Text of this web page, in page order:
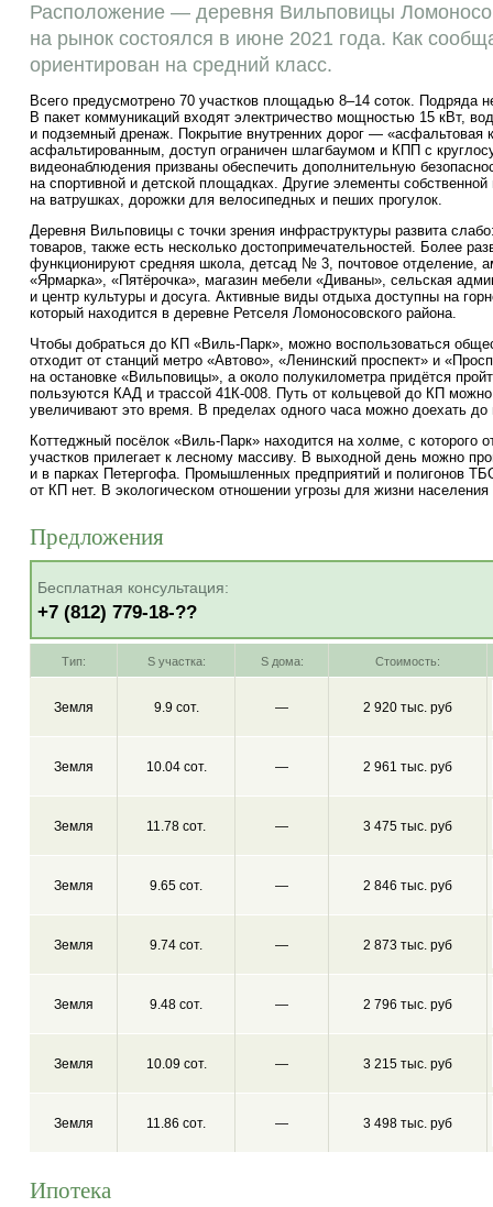
Расположение — деревня Вильповицы
на рынок состоялся в июне 2021 года. Как
ориентирован на средний класс.
Всего предусмотрено 70 участков площадью 8–14 соток. Подряда
В пакет коммуникаций входят электричество мощностью 15 кВт,
и подземный дренаж. Покрытие внутренних дорог — «асфальтовая
асфальтированным, доступ ограничен шлагбаумом и КПП с
видеонаблюдения призваны обеспечить дополнительную
на спортивной и детской площадках. Другие элементы
на ватрушках, дорожки для велосипедных и пеших прогулок.
Деревня Вильповицы с точки зрения инфраструктуры развита
товаров, также есть несколько достопримечательностей. Более
функционируют средняя школа, детсад № 3, почтовое отделение,
«Ярмарка», «Пятёрочка», магазин мебели «Диваны», сельская
и центр культуры и досуга. Активные виды отдыха доступны на
который находится в деревне Ретселя Ломоносовского района.
Чтобы добраться до КП «Виль-Парк», можно воспользоваться
отходит от станций метро «Автово», «Ленинский проспект» и
на остановке «Вильповицы», а около полукилометра придётся
пользуются КАД и трассой 41К-008. Путь от кольцевой до КП
увеличивают это время. В пределах одного часа можно доехать
Коттеджный посёлок «Виль-Парк» находится на холме, с которого
участков прилегает к лесному массиву. В выходной день можно
и в парках Петергофа. Промышленных предприятий и полигонов
от КП нет. В экологическом отношении угрозы для жизни населения
Предложения
Бесплатная консультация:
+7 (812) 779-18-??
Тип: S участка: S дома: Стоимость:
Земля 9.9 сот. — 2 920 тыс. руб
Земля 10.04 сот. — 2 961 тыс. руб
Земля 11.78 сот. — 3 475 тыс. руб
Земля 9.65 сот. — 2 846 тыс. руб
Земля 9.74 сот. — 2 873 тыс. руб
Земля 9.48 сот. — 2 796 тыс. руб
Земля 10.09 сот. — 3 215 тыс. руб
Земля 11.86 сот. — 3 498 тыс. руб
Ипотека